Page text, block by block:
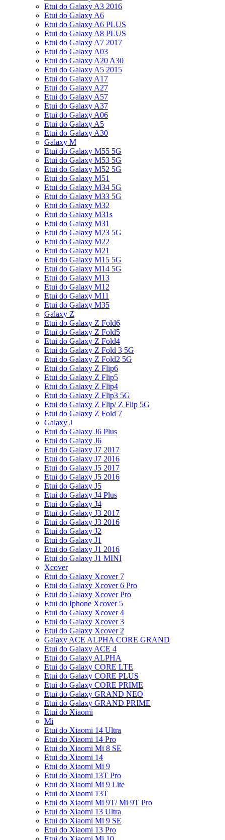
Etui do Galaxy A3 2016
Etui do Galaxy A6
Etui do Galaxy A6 PLUS
Etui do Galaxy A8 PLUS
Etui do Galaxy A7 2017
Etui do Galaxy A03
Etui do Galaxy A20 A30
Etui do Galaxy A5 2015
Etui do Galaxy A17
Etui do Galaxy A27
Etui do Galaxy A57
Etui do Galaxy A37
Etui do Galaxy A06
Etui do Galaxy A5
Etui do Galaxy A30
Galaxy M
Etui do Galaxy M55 5G
Etui do Galaxy M53 5G
Etui do Galaxy M52 5G
Etui do Galaxy M51
Etui do Galaxy M34 5G
Etui do Galaxy M33 5G
Etui do Galaxy M32
Etui do Galaxy M31s
Etui do Galaxy M31
Etui do Galaxy M23 5G
Etui do Galaxy M22
Etui do Galaxy M21
Etui do Galaxy M15 5G
Etui do Galaxy M14 5G
Etui do Galaxy M13
Etui do Galaxy M12
Etui do Galaxy M11
Etui do Galaxy M35
Galaxy Z
Etui do Galaxy Z Fold6
Etui do Galaxy Z Fold5
Etui do Galaxy Z Fold4
Etui do Galaxy Z Fold 3 5G
Etui do Galaxy Z Fold2 5G
Etui do Galaxy Z Flip6
Etui do Galaxy Z Flip5
Etui do Galaxy Z Flip4
Etui do Galaxy Z Flip3 5G
Etui do Galaxy Z Flip/ Z Flip 5G
Etui do Galaxy Z Fold 7
Galaxy J
Etui do Galaxy J6 Plus
Etui do Galaxy J6
Etui do Galaxy J7 2017
Etui do Galaxy J7 2016
Etui do Galaxy J5 2017
Etui do Galaxy J5 2016
Etui do Galaxy J5
Etui do Galaxy J4 Plus
Etui do Galaxy J4
Etui do Galaxy J3 2017
Etui do Galaxy J3 2016
Etui do Galaxy J2
Etui do Galaxy J1
Etui do Galaxy J1 2016
Etui do Galaxy J1 MINI
Xcover
Etui do Galaxy Xcover 7
Etui do Galaxy Xcover 6 Pro
Etui do Galaxy Xcover Pro
Etui do Iphone Xcover 5
Etui do Galaxy Xcover 4
Etui do Galaxy Xcover 3
Etui do Galaxy Xcover 2
Galaxy ACE ALPHA CORE GRAND
Etui do Galaxy ACE 4
Etui do Galaxy ALPHA
Etui do Galaxy CORE LTE
Etui do Galaxy CORE PLUS
Etui do Galaxy CORE PRIME
Etui do Galaxy GRAND NEO
Etui do Galaxy GRAND PRIME
Etui do Xiaomi
Mi
Etui do Xiaomi 14 Ultra
Etui do Xiaomi 14 Pro
Etui do Xiaomi Mi 8 SE
Etui do Xiaomi 14
Etui do Xiaomi Mi 9
Etui do Xiaomi 13T Pro
Etui do Xiaomi Mi 9 Lite
Etui do Xiaomi 13T
Etui do Xiaomi Mi 9T/ Mi 9T Pro
Etui do Xiaomi 13 Ultra
Etui do Xiaomi Mi 9 SE
Etui do Xiaomi 13 Pro